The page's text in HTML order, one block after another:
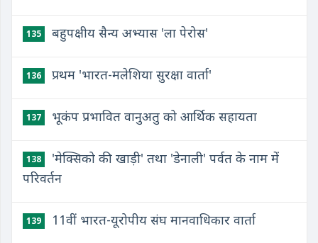
135 बहुपक्षीय सैन्य अभ्यास 'ला पेरोस'
136 प्रथम 'भारत-मलेशिया सुरक्षा वार्ता'
137 भूकंप प्रभावित वानुअतु को आर्थिक सहायता
138
'मेक्सिको की खाड़ी' तथा 'डेनाली' पर्वत के नाम में
परिवर्तन
139 11वीं भारत-यूरोपीय संघ मानवाधिकार वार्ता